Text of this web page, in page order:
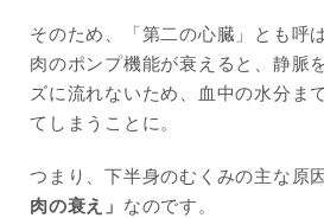
そのため、「第二の心臓」とも呼
肉のポンプ機能が衰えると、静脈
ズに流れないため、血中の水分ま
てしまうことに。
つまり、下半身のむくみの主な原
肉の衰え」 なのです。